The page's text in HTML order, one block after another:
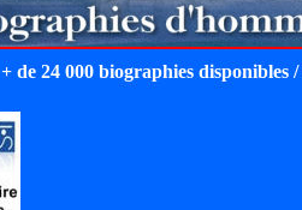
+ de 24 000 biographies disponibles